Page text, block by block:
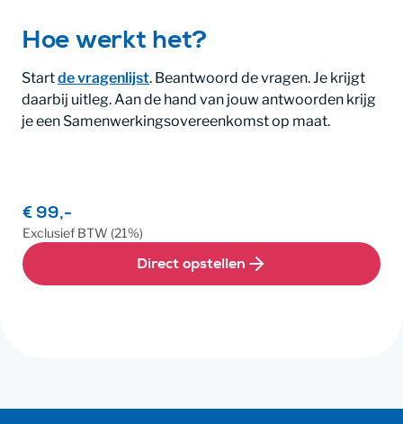
Hoe werkt het?
Startde vragenlijst. Beantwoord de vragen. Je krijgt
daarbij uitleg. Aan de hand van jouw antwoorden krijg
je een Samenwerkingsovereenkomst op maat.
€ 99,-
Exclusief BTW (21%)
Direct opstellen